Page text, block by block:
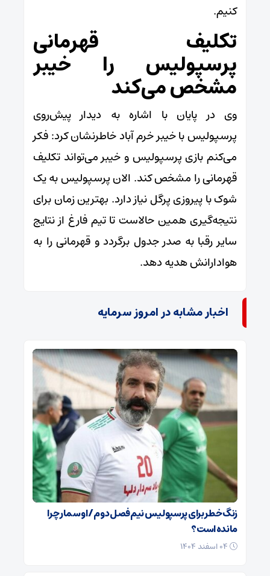
کنیم.
تکلیف قهرمانی
پرسپولیس را خیبر
مشخص می‌کند
وی در پایان با اشاره به دیدار پیش‌روی
پرسپولیس با خیبر خرم آباد خاطرنشان کرد: فکر
می‌کنم بازی پرسپولیس و خیبر می‌تواند تکلیف
قهرمانی را مشخص کند. الان پرسپولیس به یک
شوک با پیروزی پرگل نیاز دارد. بهترین زمان برای
نتیجه‌گیری همین حالاست تا تیم فارغ از نتایج
سایر رقبا به صدر جدول برگردد و قهرمانی را به
هوادارانش هدیه دهد.
اخبار مشابه در امروز سرمایه
زنگ خطر برای پرسپولیس نیم‌فصل دوم / اوسمار چرا
مانده است؟